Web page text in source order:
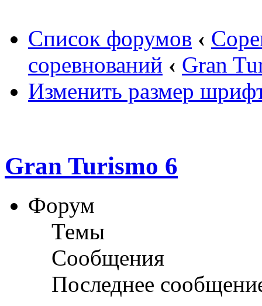
Список форумов ‹
соревнований ‹ Gran
Изменить размер
Gran Turismo 6
Форум
Темы
Сообщения
Последнее